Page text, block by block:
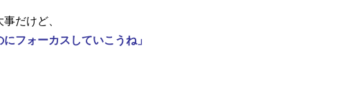
だけど、
フォーカスしていこうね」